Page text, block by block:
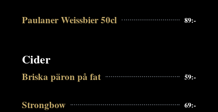
Paulaner Weissbier 50cl 89:-
Cider
Briska päron på fat 59:-
Strongbow 69:-